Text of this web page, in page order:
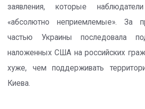
заявления, которые
«абсолютно неприемлемые». За
частью Украины последовала
наложенных США на российских
хуже, чем поддерживать
Киева.